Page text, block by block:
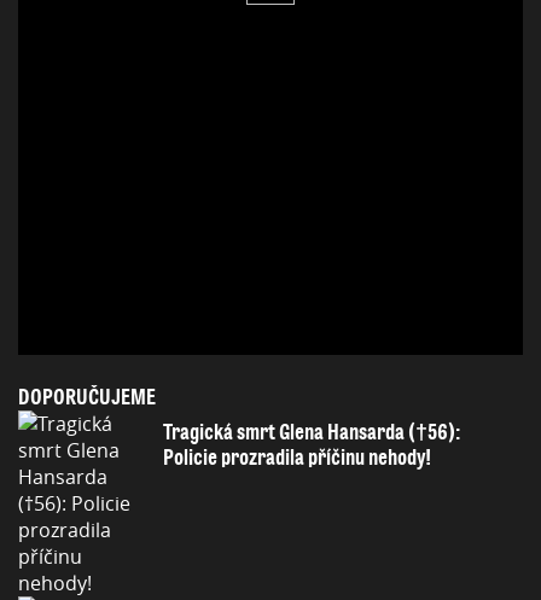
DOPORUČUJEME
Tragická smrt Glena Hansarda (†56):
Policie prozradila příčinu nehody!